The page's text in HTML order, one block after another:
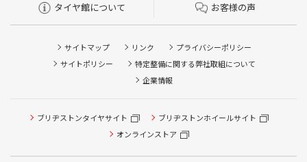
タイヤ館について お客様の声
サイトマップ リンク
プライバシーポリシー
サイトポリシー
特定整備に関する弊社取組について
企業情報
ブリヂストンタイヤサイト
ブリヂストンホイールサイト
オンラインストア
タイヤ点検・安全点検/タイヤ履き替え/オイル交換/その他
ピット作業の予約